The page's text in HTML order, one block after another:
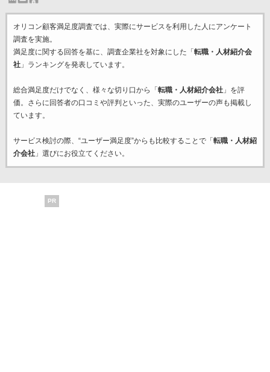
オリコン顧客満足度調査では、実際にサービスを利用した 人にアンケート
調査を実施。
満足度に関する回答を基に、調査企業社を対象にした「 転職・人材紹介会
社」ランキングを発表しています。
総合満足度だけでなく、様々な切り口から「 転職・人材紹介会社」を評
価。さらに回答者の口コミや評判といった、実際のユーザーの声も掲載し
ています。
サービス検討の際、“ユーザー満足度”からも比較することで「 転職・人材紹
介会社」選びにお役立てください。
PR